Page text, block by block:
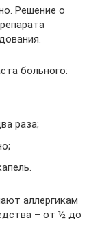
Решение о
больного:
раза;
аллергикам
– от ½ до